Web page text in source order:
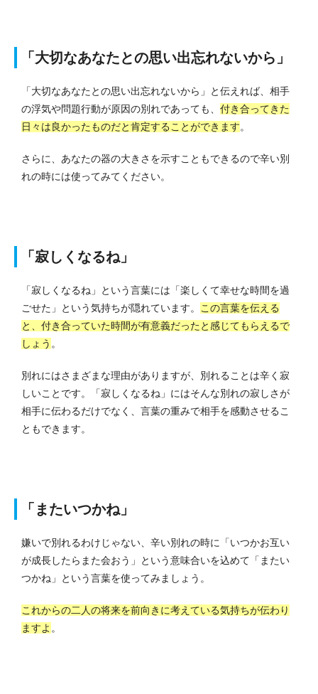
「大切なあなたとの思い出忘れないから」
「大切なあなたとの思い出忘れないから」と伝えれば、相手
の浮気や問題行動が原因の別れであっても、 付き合ってきた
日々は良かったものだと肯定することができます。
さらに、あなたの器の大きさを示すこともできるので辛い別
れの時には使ってみてください。
「寂しくなるね」
「寂しくなるね」という言葉には「楽しくて幸せな時間を過
ごせた」という気持ちが隠れています。
この言葉を伝える
と、付き合っていた時間が有意義だったと感じてもらえるで
しょう 。
別れにはさまざまな理由がありますが、別れることは辛く寂
しいことです。
「寂しくなるね」にはそんな別れの寂しさが
相手に伝わるだけでなく、言葉の重みで相手を感動させるこ
ともできます。
「またいつかね」
嫌いで別れるわけじゃない、辛い別れの時に「いつかお互い
が成長したらまた会おう」という意味合いを込めて「またい
つかね」という言葉を使ってみましょう。
これからの二人の将来を前向きに考えている気持ちが伝わり
ますよ 。